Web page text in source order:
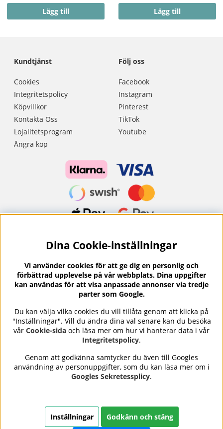
Lägg till Lägg till
Kundtjänst
Cookies
Integritetspolicy
Köpvillkor
Kontakta Oss
Lojalitetsprogram
Ångra köp
Följ oss
Facebook
Instagram
Pinterest
TikTok
Youtube
Nyhetsbrev?
I vårt nyhetsbrev får du ta del av nyheter och
erbjudanden.
Se våra omdömen på⭐ Trustpilot
Nails Body and Beautyerbjuder professionell hudvård,
nagellack och makeup från ledande varumärken som OPI,
kvalitet, omtanke och resultat – med snabb och trygg
leverans, säkra betalningar och ett sortiment som speglar
Dina Cookie-inställningar
Vi använder cookies för att ge dig en personlig och
förbättrad upplevelse på vår webbplats. Dina uppgifter
kan användas för att visa anpassade annonser via tredje
parter som Google.
Du kan välja vilka cookies du vill tillåta genom att klicka på
"Inställningar". Vill du ändra dina val senare kan du besöka
vår Cookie-sida och läsa mer om hur vi hanterar data i vår
Integritetspolicy.
Genom att godkänna samtycker du även till Googles
användning av personuppgifter, som du kan läsa mer om i
Googles Sekretessplicy.
Inställningar Godkänn och stäng